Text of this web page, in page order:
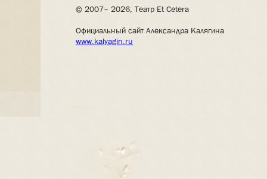
© 2007– 2026, Театр Et Cetera
Официальный сайт Александра Калягина
www.kalyagin.ru